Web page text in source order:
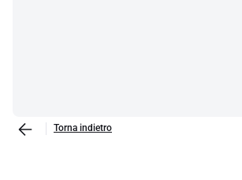
Torna indietro